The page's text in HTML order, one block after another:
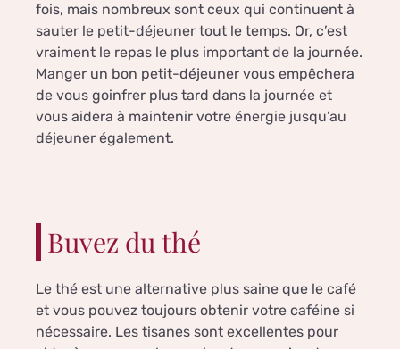
fois, mais nombreux sont ceux qui continuent à
sauter le petit-déjeuner tout le temps. Or, c’est
vraiment le repas le plus important de la journée.
Manger un bon petit-déjeuner vous empêchera
de vous goinfrer plus tard dans la journée et
vous aidera à maintenir votre énergie jusqu’au
déjeuner également.
Buvez du thé
Le thé est une alternative plus saine que le café
et vous pouvez toujours obtenir votre caféine si
nécessaire. Les tisanes sont excellentes pour